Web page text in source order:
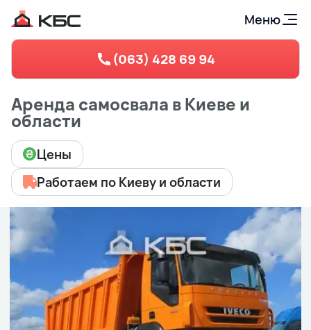
Меню
(063) 428 69 94
Аренда самосвала в Киеве и
области
Цены
Работаем по Киеву и области